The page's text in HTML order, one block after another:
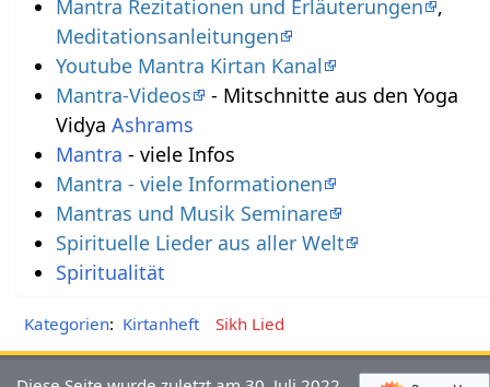
Mantra Rezitationen und Erläuterungen
,
Meditationsanleitungen
Youtube Mantra Kirtan Kanal
Mantra-Videos
- Mitschnitte aus den Yoga
Vidya Ashrams
Mantra - viele Infos
Mantra - viele Informationen
Mantras und Musik Seminare
Spirituelle Lieder aus aller Welt
Spiritualität
Kategorien: Kirtanheft Sikh Lied